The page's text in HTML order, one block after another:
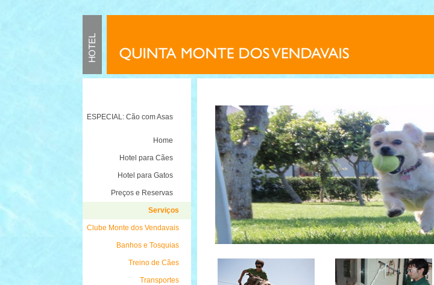
ESPECIAL: Cão com Asas
Home
Hotel para Cães
Hotel para Gatos
Preços e Reservas
Serviços
Clube Monte dos Vendavais
Banhos e Tosquias
Treino de Cães
Transportes